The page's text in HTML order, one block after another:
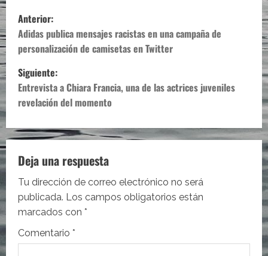
N
a
v
e
g
a
c
i
ó
n
Anterior:
Adidas publica mensajes racistas en una campaña de
personalización de camisetas en Twitter
Siguiente:
Entrevista a Chiara Francia, una de las actrices juveniles
revelación del momento
Deja una respuesta
Tu dirección de correo electrónico no será
publicada. Los campos obligatorios están
marcados con *
Comentario *